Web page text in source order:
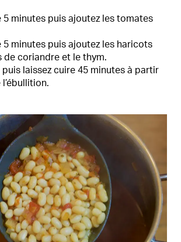
5 minutes puis ajoutez les tomates
5 minutes puis ajoutez les haricots
de coriandre et le thym.
puis laissez cuire 45 minutes à partir